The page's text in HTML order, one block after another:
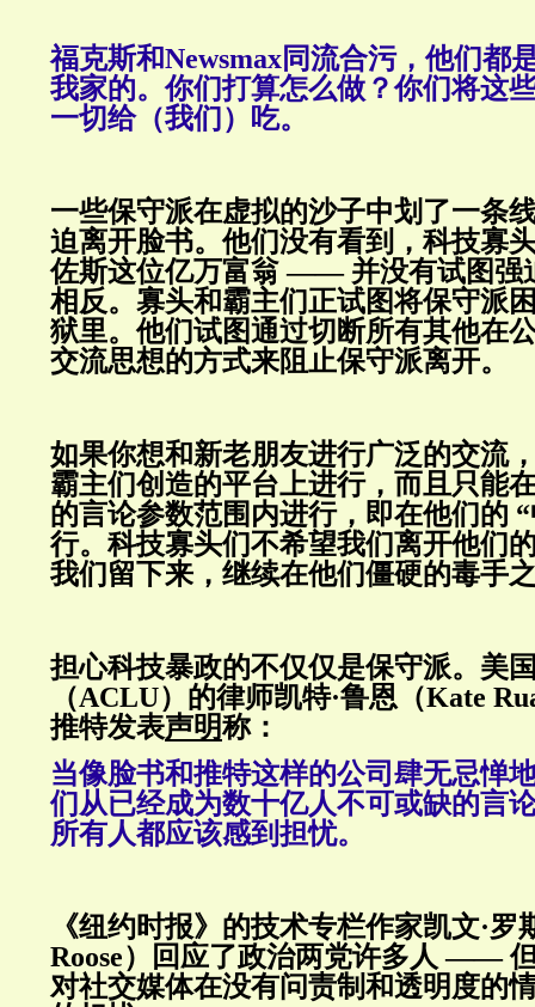
福克斯和Newsmax同流合污，他们都
我家的。你们打算怎么做？你们将这
一切给（我们）吃。
一些保守派在虚拟的沙子中划了一条
迫离开脸书。他们没有看到，科技
佐斯这位亿万富翁 —— 并没有试图强
相反。寡头和霸主们正试图将保守派
狱里。他们试图通过切断所有其他在
交流思想的方式来阻止保守派离开。
如果你想和新老朋友进行广泛的交流
霸主们创造的平台上进行，而且只能
的言论参数范围内进行，即在他们的
行。科技寡头们不希望我们离开他们
我们留下来，继续在他们僵硬的毒手
担心科技暴政的不仅仅是保守派。美
（ACLU）的律师凯特·鲁恩（Kate
推特发表声明称：
当像脸书和推特这样的公司肆无忌惮
们从已经成为数十亿人不可或缺的言
所有人都应该感到担忧。
《纽约时报》的技术专栏作家凯文·罗
Roose）回应了政治两党许多人 ——
对社交媒体在没有问责制和透明度的